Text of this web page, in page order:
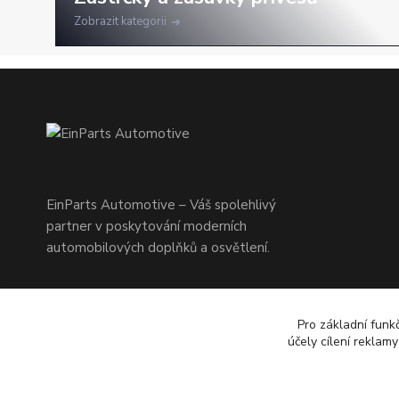
Zobrazit kategorii
EinParts Automotive – Váš spolehlivý
partner v poskytování moderních
automobilových doplňků a osvětlení.
Pro základní
účely cílení